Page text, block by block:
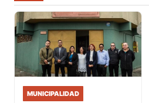
MUNICIPALIDAD